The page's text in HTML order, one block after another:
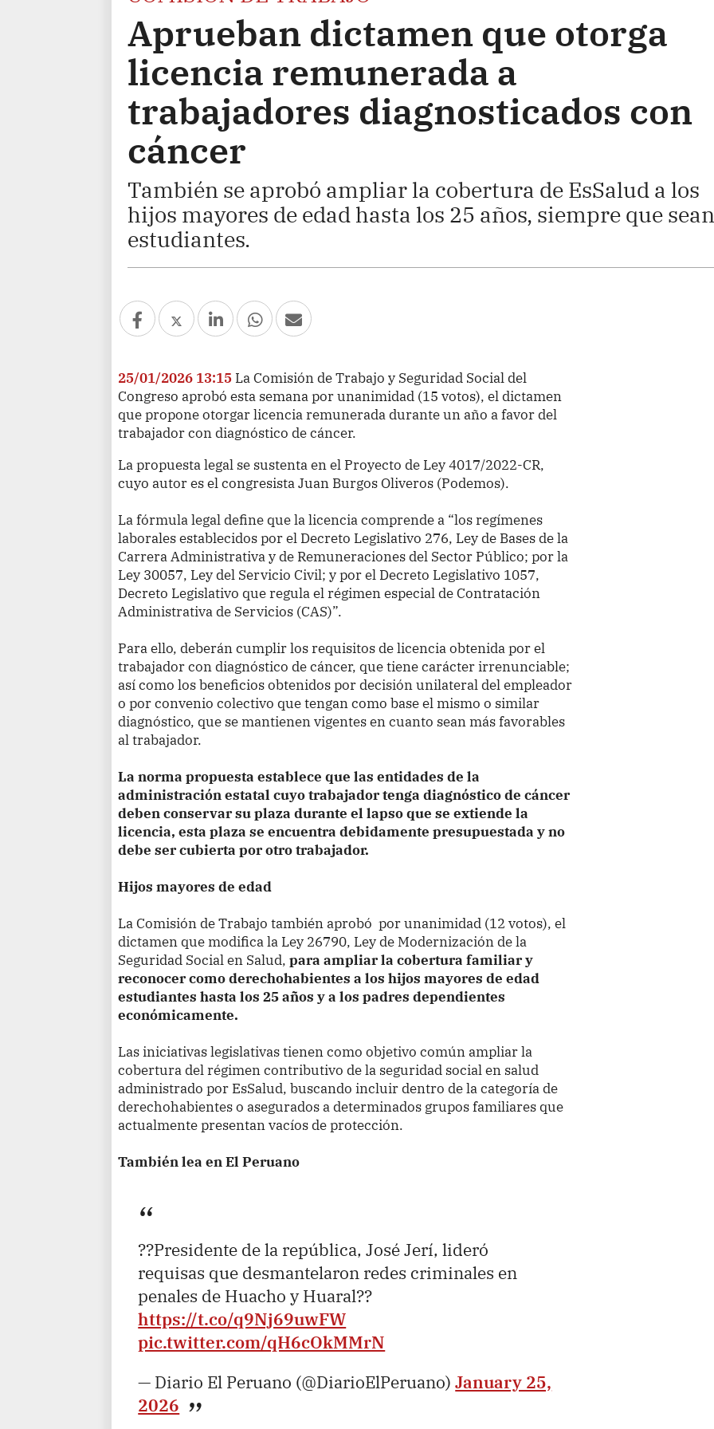
Aprueban dictamen que otorga
licencia remunerada a
trabajadores diagnosticados con
cáncer
También se aprobó ampliar la cobertura de EsSalud a los
hijos mayores de edad hasta los 25 años, siempre que sean
estudiantes.
25/01/2026 13:15 La Comisión de Trabajo y Seguridad Social del
Congreso aprobó esta semana por unanimidad (15 votos), el dictamen
que propone otorgar licencia remunerada durante un año a favor del
trabajador con diagnóstico de cáncer.
La propuesta legal se sustenta en el Proyecto de Ley 4017/2022-CR,
cuyo autor es el congresista Juan Burgos Oliveros (Podemos).
La fórmula legal define que la licencia comprende a “los regímenes
laborales establecidos por el Decreto Legislativo 276, Ley de Bases de la
Carrera Administrativa y de Remuneraciones del Sector Público; por la
Ley 30057, Ley del Servicio Civil; y por el Decreto Legislativo 1057,
Decreto Legislativo que regula el régimen especial de Contratación
Administrativa de Servicios (CAS)”.
Para ello, deberán cumplir los requisitos de licencia obtenida por el
trabajador con diagnóstico de cáncer, que tiene carácter irrenunciable;
así como los beneficios obtenidos por decisión unilateral del empleador
o por convenio colectivo que tengan como base el mismo o similar
diagnóstico, que se mantienen vigentes en cuanto sean más favorables
al trabajador.
La norma propuesta establece que las entidades de la
administración estatal cuyo trabajador tenga diagnóstico de cáncer
deben conservar su plaza durante el lapso que se extiende la
licencia, esta plaza se encuentra debidamente presupuestada y no
debe ser cubierta por otro trabajador.
Hijos mayores de edad
La Comisión de Trabajo también aprobó por unanimidad (12 votos), el
dictamen que modifica la Ley 26790, Ley de Modernización de la
Seguridad Social en Salud, para ampliar la cobertura familiar y
reconocer como derechohabientes a los hijos mayores de edad
estudiantes hasta los 25 años y a los padres dependientes
económicamente.
Las iniciativas legislativas tienen como objetivo común ampliar la
cobertura del régimen contributivo de la seguridad social en salud
administrado por EsSalud, buscando incluir dentro de la categoría de
derechohabientes o asegurados a determinados grupos familiares que
actualmente presentan vacíos de protección.
También lea en El Peruano
??Presidente de la república, José Jerí, lideró
requisas que desmantelaron redes criminales en
penales de Huacho y Huaral??
https://t.co/q9Nj69uwFW
pic.twitter.com/qH6cOkMMrN
— Diario El Peruano (@DiarioElPeruano)January 25,
2026